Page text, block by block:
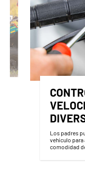
Los padres
vehículo para
comodidad